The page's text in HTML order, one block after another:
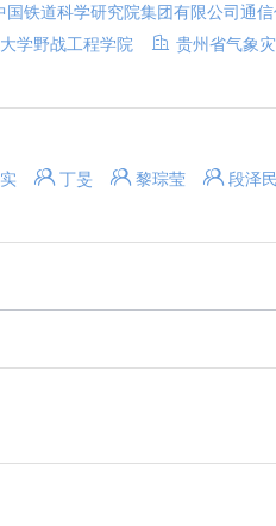
国铁道科学研究院集团有限公司通
学野战工程学院
贵州省气象
丁旻 黎琮莹 段泽民